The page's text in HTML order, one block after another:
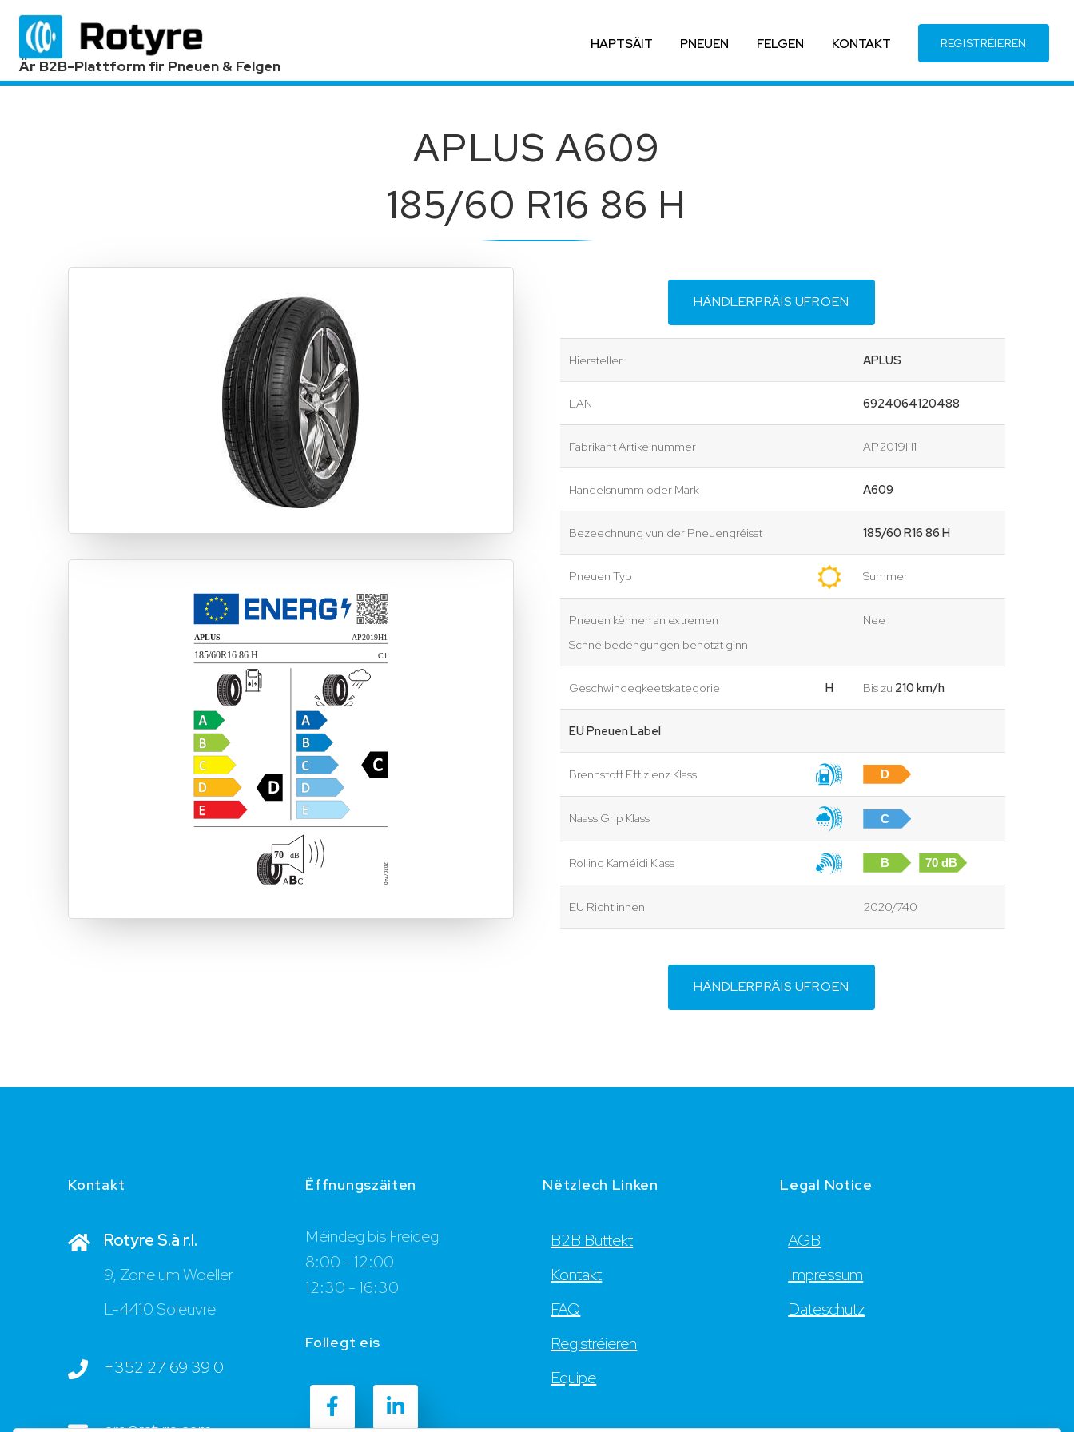
Är B2B-Plattform fir Pneuen & Felgen
HAPTSÄIT PNEUEN FELGEN KONTAKT REGISTRÉIEREN
APLUS A609
185/60 R16 86 H
HÄNDLERPRÄIS UFROEN
Hiersteller APLUS
EAN 6924064120488
Fabrikant Artikelnummer AP2019H1
Handelsnumm oder Mark A609
Bezeechnung vun der Pneuengréisst 185/60 R16 86 H
Pneuen Typ Summer
Pneuen kënnen an extremen
Schnéibedéngungen benotzt ginn
Nee
Geschwindegkeetskategorie H Bis zu 210 km/h
EU Pneuen Label
Brennstoff Effizienz Klass D
Naass Grip Klass C
Rolling Kaméidi Klass B 70 dB
EU Richtlinnen 2020/740
HÄNDLERPRÄIS UFROEN
Kontakt
Rotyre S.à r.l.
9, Zone um Woeller
L-4410 Soleuvre
+352 27 69 39 0
Ëffnungszäiten
Méindeg bis Freideg
8:00 - 12:00
12:30 - 16:30
Follegt eis
Nëtzlech Linken
B2B Buttekt
Kontakt
FAQ
Registréieren
Equipe
Legal Notice
AGB
Impressum
Dateschutz